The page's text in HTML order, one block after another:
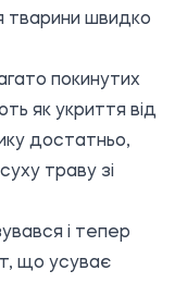
тварини швидко
покинутих
як укриття від
достатньо,
траву зі
і тепер
що усуває